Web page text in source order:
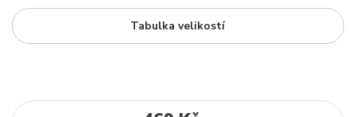
Tabulka velikostí